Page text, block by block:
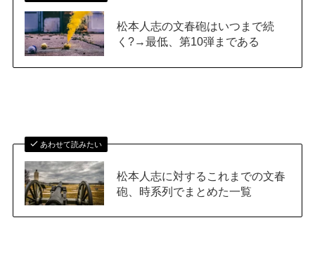
松本人志の文春砲はいつまで続
く?→最低、第10弾まである
あわせて読みたい
松本人志に対するこれまでの文春
砲、時系列でまとめた一覧